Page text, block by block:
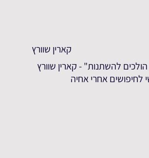
קארין שוורץ
להשתנות" - קארין שוורץ
לחיפושים אחרי אחיה